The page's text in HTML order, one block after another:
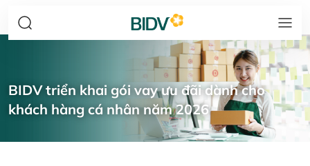
BIDV triển khai gói vay ưu đãi dành cho
khách hàng cá nhân năm 2026